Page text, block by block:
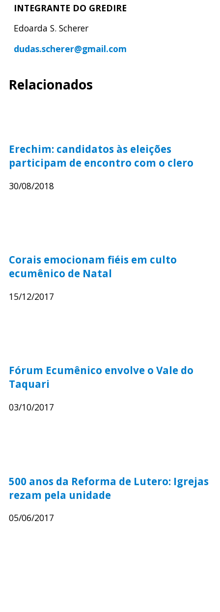
INTEGRANTE DO GREDIRE
Edoarda S. Scherer
dudas.scherer@gmail.com
Relacionados
Erechim: candidatos às eleições
participam de encontro com o clero
30/08/2018
Corais emocionam fiéis em culto
ecumênico de Natal
15/12/2017
Fórum Ecumênico envolve o Vale do
Taquari
03/10/2017
500 anos da Reforma de Lutero: Igrejas
rezam pela unidade
05/06/2017